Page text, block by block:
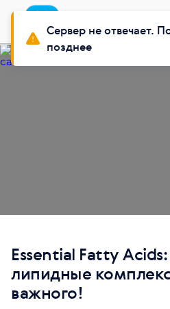
Buy Siberian
Essential Fatty
липидные
важного!
Сервер не отвечает.
позднее